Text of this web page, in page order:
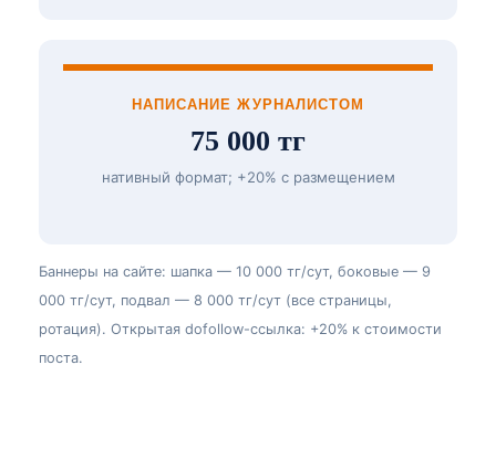
НАПИСАНИЕ ЖУРНАЛИСТОМ
75 000 тг
нативный формат; +20% с размещением
Баннеры на сайте: шапка — 10 000 тг/сут, боковые — 9
000 тг/сут, подвал — 8 000 тг/сут (все страницы,
ротация). Открытая dofollow-ссылка: +20% к стоимости
поста.